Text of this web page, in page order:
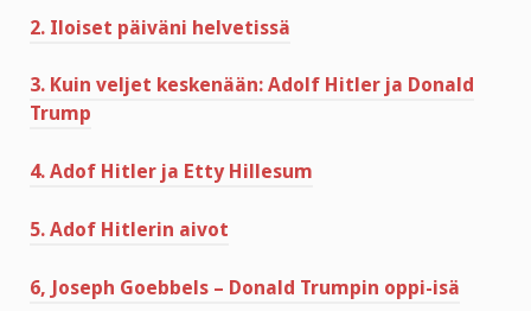
2. Iloiset päiväni helvetissä
3. Kuin veljet keskenään: Adolf Hitler ja Donald
Trump
4. Adof Hitler ja Etty Hillesum
5. Adof Hitlerin aivot
6, Joseph Goebbels – Donald Trumpin oppi-isä